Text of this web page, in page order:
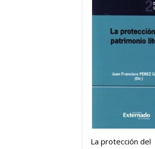
La protección del